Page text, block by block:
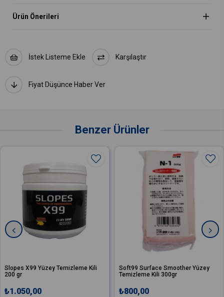
Ürün Önerileri
İstek Listeme Ekle Karşılaştır
Fiyat Düşünce Haber Ver
Benzer Ürünler
X99 Yüzey Temizleme Kili
Soft99 Surface Smoother Yüzey
Temizleme Kili 300gr
₺800,00